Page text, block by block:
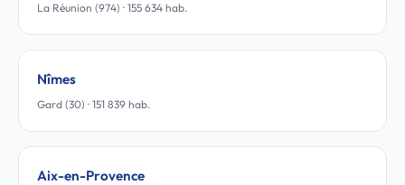
La Réunion (974) · 155 634 hab.
Nîmes
Gard (30) · 151 839 hab.
Aix-en-Provence